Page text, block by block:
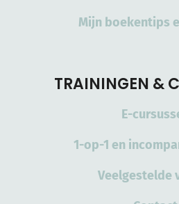
Mijn boekentips
TRAININGEN &
E-
1-op-1 en
Veelgestelde